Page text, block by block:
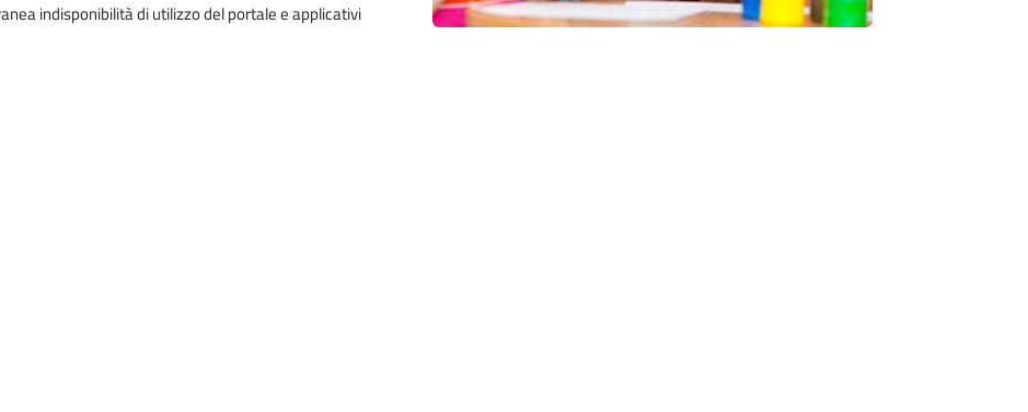
indisponibilità di utilizzo del portale e applicativi